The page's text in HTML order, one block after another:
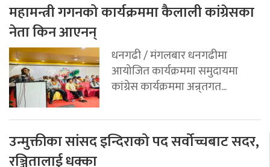
महामन्त्री गगनको कार्यक्रममा कैलाली कांग्रेसका
नेता किन आएनन्
धनगढी / मंगलबार धनगढीमा
आयोजित कार्यक्रममा समुदायमा
कांग्रेस कार्यक्रममा अन्र्तगत...
उन्मुक्तीका सांसद इन्दिराको पद सर्वोच्चबाट सदर,
रञ्जितालाई धक्का